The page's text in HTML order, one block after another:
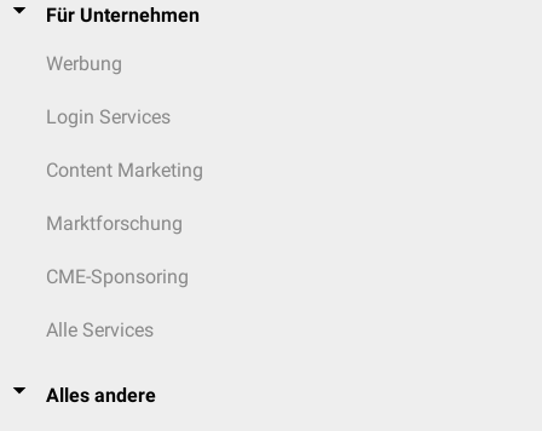
Für Unternehmen
Werbung
Login Services
Content Marketing
Marktforschung
CME-Sponsoring
Alle Services
Alles andere